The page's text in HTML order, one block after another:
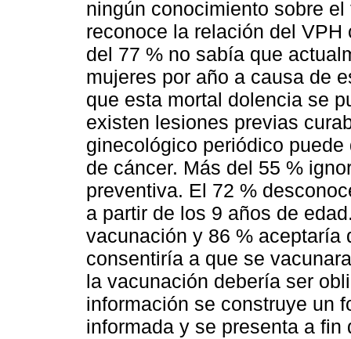
ningún conocimiento sobre
reconoce la relación del
del 77 % no sabía que
mujeres por año a causa de
que esta mortal dolencia se
existen lesiones previas
ginecológico periódico
de cáncer. Más del 55 %
preventiva. El 72 %
a partir de los 9 años de
vacunación y 86 % aceptaría
consentiría a que se
la vacunación debería ser
información se construye un
informada y se presenta a